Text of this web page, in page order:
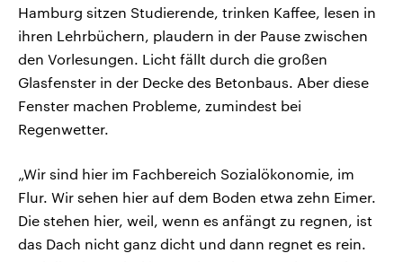
Hamburg sitzen Studierende, trinken Kaffee, lesen in
ihren Lehrbüchern, plaudern in der Pause zwischen
den Vorlesungen. Licht fällt durch die großen
Glasfenster in der Decke des Betonbaus. Aber diese
Fenster machen Probleme, zumindest bei
Regenwetter.
„Wir sind hier im Fachbereich Sozialökonomie, im
Flur. Wir sehen hier auf dem Boden etwa zehn Eimer.
Die stehen hier, weil, wenn es anfängt zu regnen, ist
das Dach nicht ganz dicht und dann regnet es rein.